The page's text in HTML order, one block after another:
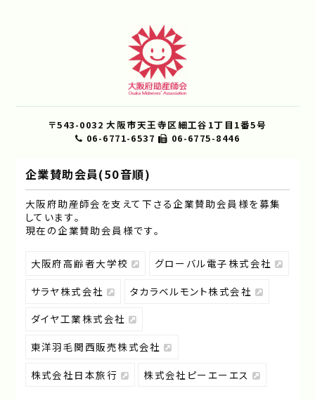
〒543-0032 大阪市天王寺区細工谷1丁目1番5号
06-6771-6537
06-6775-8446
企業賛助会員(50音順)
大阪府助産師会を支えて下さる企業賛助会員様を募集
しています｡
現在の企業賛助会員様です｡
大阪府高齢者大学校
グローバル電子株式会社
サラヤ株式会社
タカラベルモント株式会社
ダイヤ工業株式会社
東洋羽毛関西販売株式会社
株式会社日本旅行
株式会社ピーエーエス